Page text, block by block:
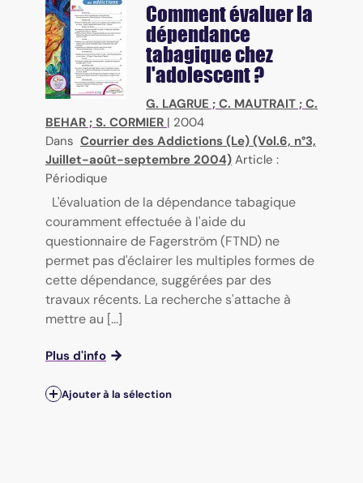
Comment évaluer la
dépendance
tabagique chez
l'adolescent ?
G. LAGRUE ; C. MAUTRAIT ; C.
BEHAR ; S. CORMIER | 2004
Dans Courrier des Addictions (Le) (Vol.6, n°3,
Juillet-août-septembre 2004) Article :
Périodique
L'évaluation de la dépendance tabagique
couramment effectuée à l'aide du
questionnaire de Fagerström (FTND) ne
permet pas d'éclairer les multiples formes de
cette dépendance, suggérées par des
travaux récents. La recherche s'attache à
mettre au [...]
Plus d'info
Ajouter à la sélection